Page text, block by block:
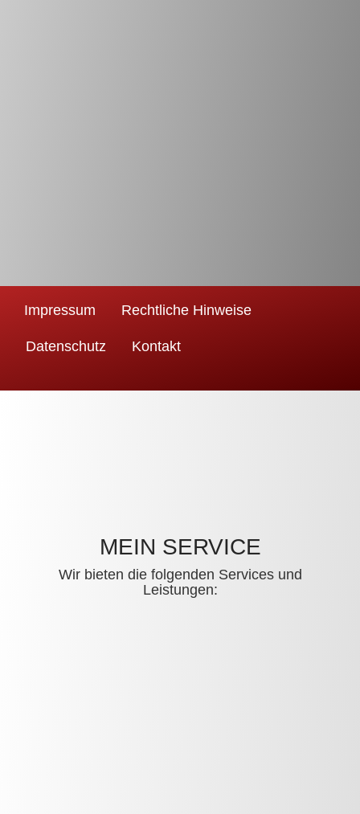
Impressum Rechtliche Hinweise
Datenschutz Kontakt
MEIN SERVICE
Wir bieten die folgenden Services und
Leistungen: